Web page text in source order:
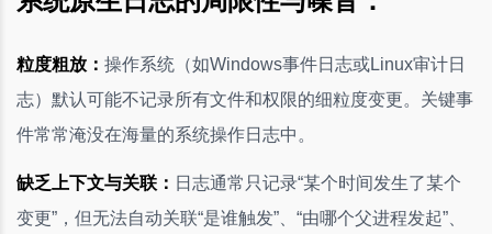
粒度粗放： 操作系统（如Windows事件日志或Linux审计日
志）默认可能不记录所有文件和权限的细粒度变更。关键事
件常常淹没在海量的系统操作日志中。
缺乏上下文与关联： 日志通常只记录“某个时间发生了某个
变更”，但无法自动关联“是谁触发”、“由哪个父进程发起”、